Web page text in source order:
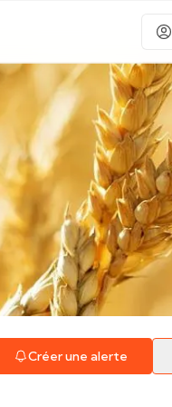
Créer une alerte